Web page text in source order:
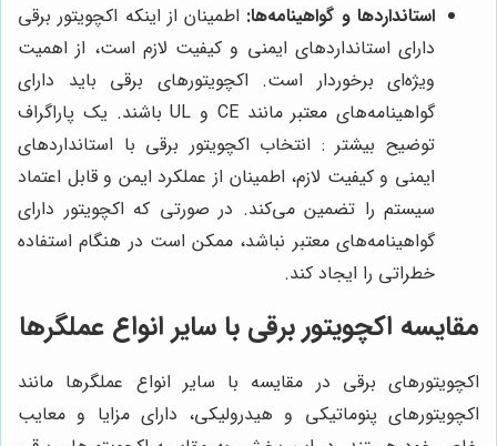
استانداردها و گواهینامه‌ها: اطمینان از اینکه اکچویتور برقی
دارای استانداردهای ایمنی و کیفیت لازم است، از اهمیت
ویژه‌ای برخوردار است. اکچویتورهای برقی باید دارای
گواهینامه‌های معتبر مانند CE و UL باشند. یک پاراگراف
توضیح بیشتر : انتخاب اکچویتور برقی با استانداردهای
ایمنی و کیفیت لازم، اطمینان از عملکرد ایمن و قابل اعتماد
سیستم را تضمین می‌کند. در صورتی که اکچویتور دارای
گواهینامه‌های معتبر نباشد، ممکن است در هنگام استفاده
خطراتی را ایجاد کند.
مقایسه اکچویتور برقی با سایر انواع عملگرها
اکچویتورهای برقی در مقایسه با سایر انواع عملگرها مانند
اکچویتورهای پنوماتیکی و هیدرولیکی، دارای مزایا و معایب